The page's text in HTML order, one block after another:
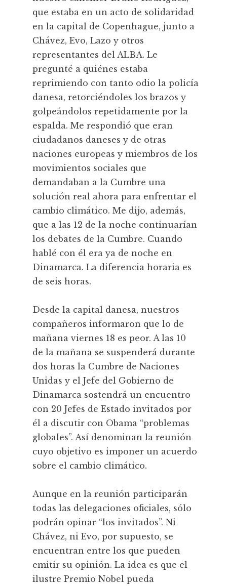
que estaba en un acto de solidaridad
en la capital de Copenhague, junto a
Chávez, Evo, Lazo y otros
representantes del ALBA. Le
pregunté a quiénes estaba
reprimiendo con tanto odio la policía
danesa, retorciéndoles los brazos y
golpeándolos repetidamente por la
espalda. Me respondió que eran
ciudadanos daneses y de otras
naciones europeas y miembros de los
movimientos sociales que
demandaban a la Cumbre una
solución real ahora para enfrentar el
cambio climático. Me dijo, además,
que a las 12 de la noche continuarían
los debates de la Cumbre. Cuando
hablé con él era ya de noche en
Dinamarca. La diferencia horaria es
de seis horas.
Desde la capital danesa, nuestros
compañeros informaron que lo de
mañana viernes 18 es peor. A las 10
de la mañana se suspenderá durante
dos horas la Cumbre de Naciones
Unidas y el Jefe del Gobierno de
Dinamarca sostendrá un encuentro
con 20 Jefes de Estado invitados por
él a discutir con Obama “problemas
globales”. Así denominan la reunión
cuyo objetivo es imponer un acuerdo
sobre el cambio climático.
Aunque en la reunión participarán
todas las delegaciones oficiales, sólo
podrán opinar “los invitados”. Ni
Chávez, ni Evo, por supuesto, se
encuentran entre los que pueden
emitir su opinión. La idea es que el
ilustre Premio Nobel pueda